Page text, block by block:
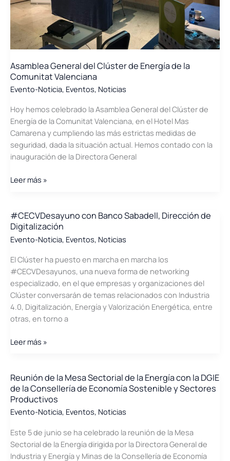
Asamblea General del Clúster de Energía de la
Comunitat Valenciana
Evento-Noticia, Eventos, Noticias
Hoy hemos celebrado la Asamblea General del Clúster de
Energía de la Comunitat Valenciana, en el Hotel Mas
Camarena y cumpliendo las más estrictas medidas de
seguridad, dada la situación actual. Hemos contado con la
inauguración de la Directora General
Asamblea
Clúster
de
Energía
la
Comunitat
Valenciana
Leer más »
#CECVDesayuno con Banco Sabadell, Dirección de
Digitalización
Evento-Noticia, Eventos, Noticias
El Clúster ha puesto en marcha en marcha los
#CECVDesayunos, una nueva forma de networking
especializado, en el que empresas y organizaciones del
Clúster conversarán de temas relacionados con Industria
4.0, Digitalización, Energía y Valorización Energética, entre
otras, en torno a
#CECVDesayuno
Sabadell,
Dirección
de
Digitalización
Leer más »
Reunión de la Mesa Sectorial de la Energía con la DGIE
de la Consellería de Economía Sostenible y Sectores
Productivos
Evento-Noticia, Eventos, Noticias
Este 5 de junio se ha celebrado la reunión de la Mesa
Sectorial de la Energía dirigida por la Directora General de
Industria y Energía y Minas de la Consellería de Economía